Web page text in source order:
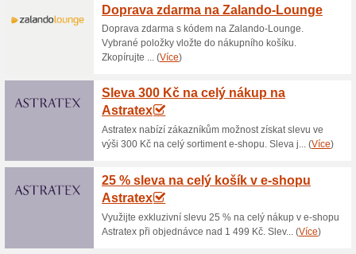
Aktuální slevy a
Sleva 12 % na vše
67% fungovalo
Kupón
Vše, co potřebujete k šití, na
sortiment šicích potřeb,